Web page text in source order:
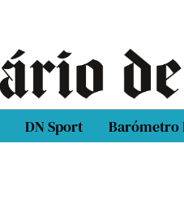
DN Sport Barómetro